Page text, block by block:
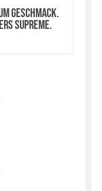
Geschmack.
Supreme.